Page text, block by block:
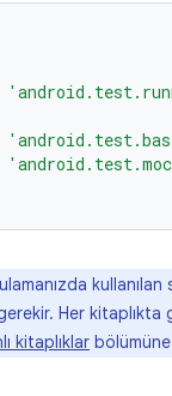
kullanılan
Her kitaplıkta
kitaplıklar bölümüne